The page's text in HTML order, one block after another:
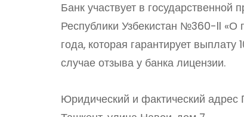
Банк участвует в
Республики Узбекистан №360-II «О
года, которая гарантирует
случае отзыва у банка лицензии.
Юридический и фактический адрес